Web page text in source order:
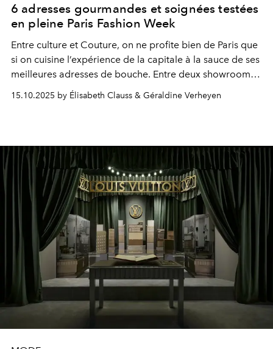
6 adresses gourmandes et soignées testées
en pleine Paris Fashion Week
Entre culture et Couture, on ne profite bien de Paris que
si on cuisine l’expérience de la capitale à la sauce de ses
meilleures adresses de bouche. Entre deux showrooms
et trois défilés, nous avons visité, savouré et approuvé
des tables gastronomiques, historiques et réinventées. A
15.10.2025 by Élisabeth Clauss & Géraldine Verheyen